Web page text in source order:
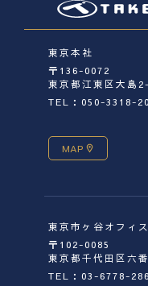
東京本社
〒136-0072
東京都江東区大島
TEL：050-3318-
MAP
東京市ヶ谷オフィス
〒102-0085
東京都千代田区六
TEL：03-6778-